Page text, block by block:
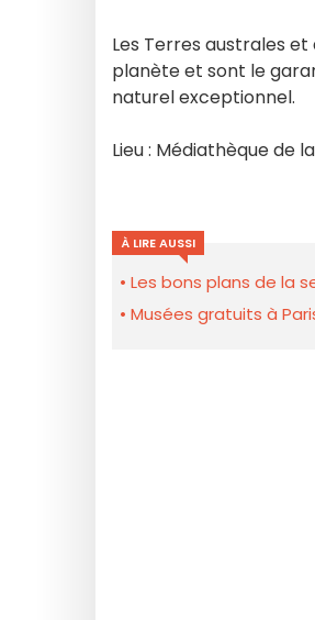
Les Terres australes
planète et sont le
naturel exceptionnel.
Lieu : Médiathèque de
À LIRE AUSSI
Les bons plans de la
Musées gratuits à